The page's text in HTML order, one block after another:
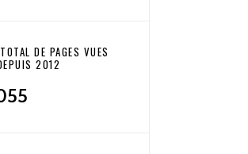
DE PAGES VUES
2012